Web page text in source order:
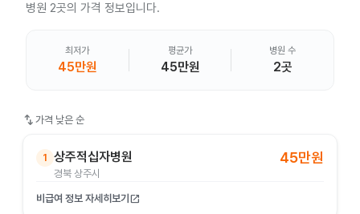
병원 2곳의 가격 정보입니다.
최저가
45만원
평균가
45만원
병원 수
2곳
swap_vert 가격 낮은 순
1 상주적십자병원
경북 상주시
45만원
비급여 정보 자세히보기 open_in_new